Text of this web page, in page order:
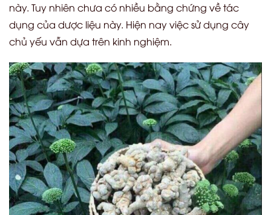
này. Tuy nhiên chưa có nhiều bằng chứng về tác
dụng của dược liệu này. Hiện nay việc sử dụng cây
chủ yếu vẫn dựa trên kinh nghiệm.